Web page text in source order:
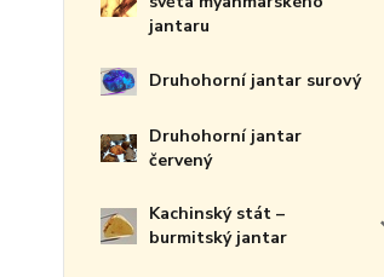
jantaru
Druhohorní jantar surový
Druhohorní jantar
červený
Kachinský stát –
burmitský jantar